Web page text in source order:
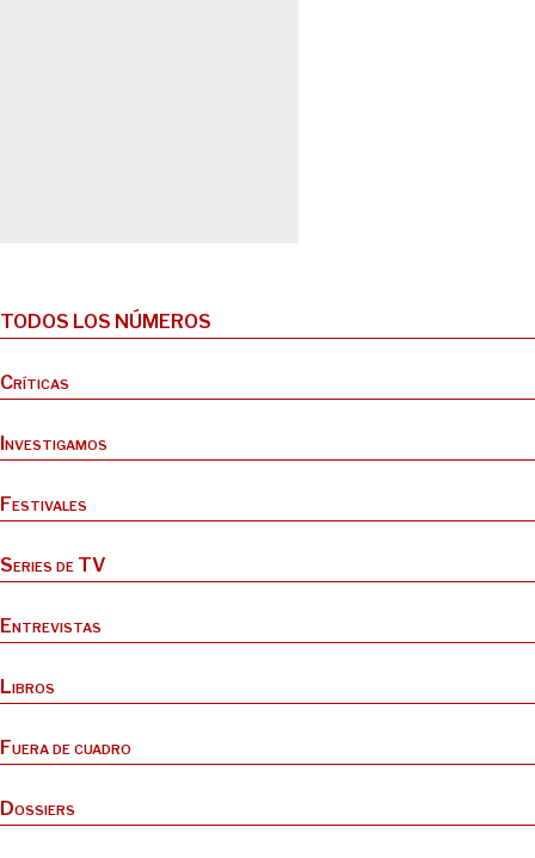
TODOS LOS NÚMEROS
Críticas
Investigamos
Festivales
Series de TV
Entrevistas
Libros
Fuera de cuadro
Dossiers